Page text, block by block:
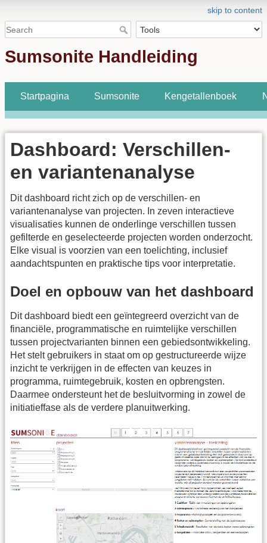
skip to content
Sumsonite Handleiding
Startpagina Sumsonite Kengetallenboek
Dashboard: Verschillen-
en variantenanalyse
Dit dashboard richt zich op de verschillen- en
variantenanalyse van projecten. In zeven interactieve
visualisaties kunnen de onderlinge verschillen tussen
gefilterde en geselecteerde projecten worden onderzocht.
Elke visual is voorzien van een toelichting, inclusief
aandachtspunten en praktische tips voor interpretatie.
Doel en opbouw van het dashboard
Dit dashboard biedt een geïntegreerd overzicht van de
financiële, programmatische en ruimtelijke verschillen
tussen projectvarianten binnen een gebiedsontwikkeling.
Het stelt gebruikers in staat om op gestructureerde wijze
inzicht te verkrijgen in de effecten van keuzes in
programma, ruimtegebruik, kosten en opbrengsten.
Daarmee ondersteunt het de besluitvorming in zowel de
initiatieffase als de verdere planuitwerking.